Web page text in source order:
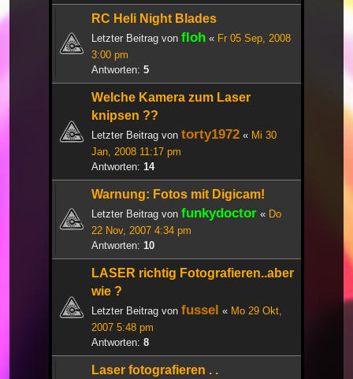
RC Heli Night Blades
Letzter Beitrag von floh « Fr 05 Sep, 2008
3:00 pm
Antworten: 5
Welche Kamera zum Laser
knipsen ??
Letzter Beitrag von torty1972 « Mi 30
Jan, 2008 11:17 pm
Antworten: 14
Warnung: Fotos mit Digicam!
Letzter Beitrag von funkydoctor « Do
22 Nov, 2007 4:34 pm
Antworten: 10
LASER richtig Fotografieren..aber
wie ?
Letzter Beitrag von fussel « Mo 29 Okt,
2007 5:48 pm
Antworten: 8
Laser fotografieren . .